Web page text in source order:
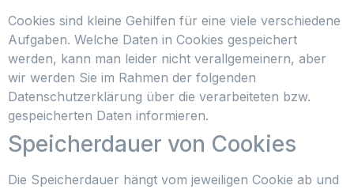
Cookies sind kleine Gehilfen für eine viele verschiedene
Aufgaben. Welche Daten in Cookies gespeichert
werden, kann man leider nicht verallgemeinern, aber
wir werden Sie im Rahmen der folgenden
Datenschutzerklärung über die verarbeiteten bzw.
gespeicherten Daten informieren.
Speicherdauer von Cookies
Die Speicherdauer hängt vom jeweiligen Cookie ab und